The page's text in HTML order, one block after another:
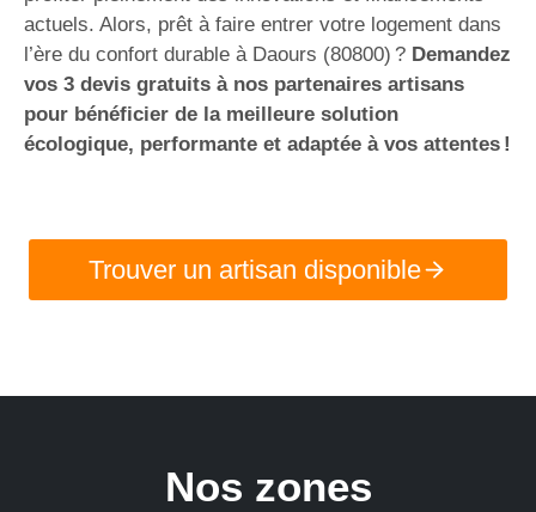
actuels. Alors, prêt à faire entrer votre logement dans
l’ère du confort durable à Daours (80800) ? Demandez
vos 3 devis gratuits à nos partenaires artisans
pour bénéficier de la meilleure solution
écologique, performante et adaptée à vos attentes !
Trouver un artisan disponible
Nos zones